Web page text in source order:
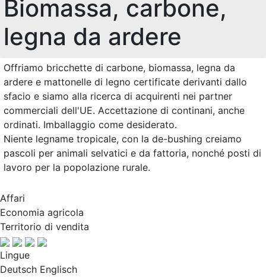
Biomassa, carbone,
legna da ardere
Offriamo bricchette di carbone, biomassa, legna da
ardere e mattonelle di legno certificate derivanti dallo
sfacio e siamo alla ricerca di acquirenti nei partner
commerciali dell'UE. Accettazione di continani, anche
ordinati. Imballaggio come desiderato.
Niente legname tropicale, con la de-bushing creiamo
pascoli per animali selvatici e da fattoria, nonché posti di
lavoro per la popolazione rurale.
Affari
Economia agricola
Territorio di vendita
Lingue
Deutsch Englisch